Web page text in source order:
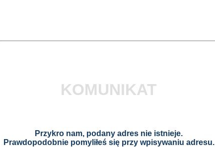
KOMUNIKAT
Przykro nam, podany adres nie istnieje.
Prawdopodobnie pomyliłeś się przy wpisywaniu adresu.